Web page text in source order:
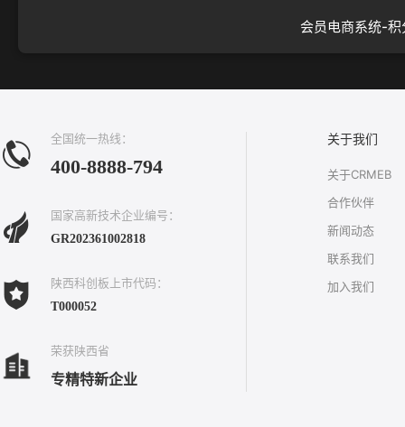
会员电商系统-
全国统一热线：
400-8888-794
国家高新技术企业编号：
GR202361002818
陕西科创板上市代码：
T000052
荣获陕西省
专精特新企业
关于我们
关于CRMEB
合作伙伴
新闻动态
联系我们
加入我们